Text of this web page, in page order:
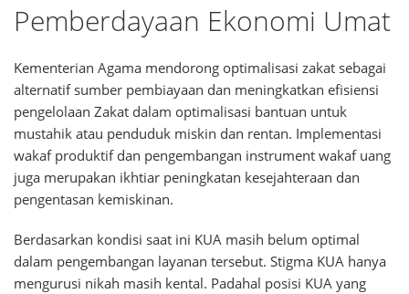
Pemberdayaan Ekonomi Umat
Kementerian Agama mendorong optimalisasi zakat sebagai
alternatif sumber pembiayaan dan meningkatkan efisiensi
pengelolaan Zakat dalam optimalisasi bantuan untuk
mustahik atau penduduk miskin dan rentan. Implementasi
wakaf produktif dan pengembangan instrument wakaf uang
juga merupakan ikhtiar peningkatan kesejahteraan dan
pengentasan kemiskinan.
Berdasarkan kondisi saat ini KUA masih belum optimal
dalam pengembangan layanan tersebut. Stigma KUA hanya
mengurusi nikah masih kental. Padahal posisi KUA yang